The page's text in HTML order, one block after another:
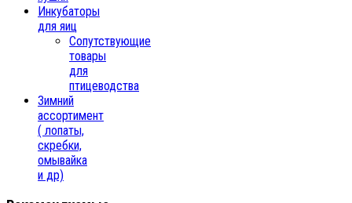
Инкубаторы
для яиц
Сопутствующие
товары
для
птицеводства
Зимний
ассортимент
( лопаты,
скребки,
омывайка
и др)